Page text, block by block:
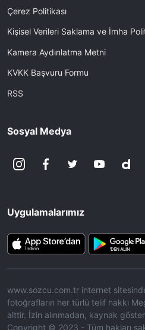
Çerez Politikası
Kişisel Verileri Saklama ve İmha
Kamera Aydınlatma Metni
KVKK Başvuru Formu
RSS
Sosyal Medya
Uygulamalarımız
www.sozcu.com.tr internet
fotoğrafların her türlü telif hakkı
aittir. İzin alınmadan, kaynak
Copyright © 2023 - Tüm hakları